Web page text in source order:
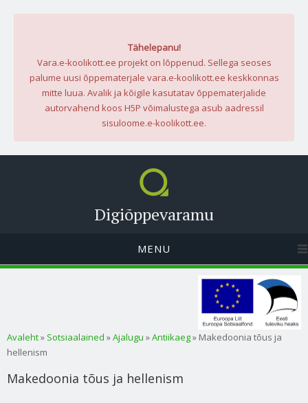
Tähelepanu!
Vara.e-koolikott.ee projekt on lõppenud. Sellega seoses
palume uusi õppematerjale vara.e-koolikott.ee keskkonnas
mitte luua. Avalik ja kõigile kasutatav õppematerjalide
autorvahend koos H5P võimalustega asub aadressil
sisuloome.e-koolikott.ee.
Digiõppevaramu
MENU
Sa oled siin
Avaleht» Sotsiaalained »Ajalugu »Antiikaeg» Makedoonia tõus ja
hellenism
Makedoonia tõus ja hellenism